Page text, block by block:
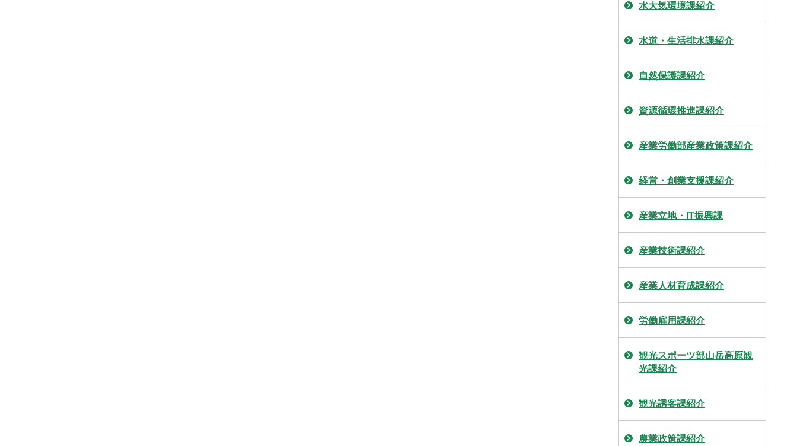
水大気環境課紹介
水道・生活排水課紹介
自然保護課紹介
資源循環推進課紹介
産業労働部産業政策課紹介
経営・創業支援課紹介
産業立地・IT振興課
産業技術課紹介
産業人材育成課紹介
労働雇用課紹介
観光スポーツ部山岳高原観
光課紹介
観光誘客課紹介
農業政策課紹介